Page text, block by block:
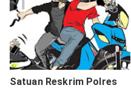
Satuan Reskrim Polres